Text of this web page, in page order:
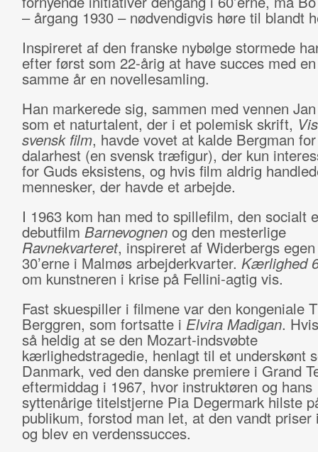
– årgang 1930 – nødvendigvis høre til blandt
Inspireret af den franske nybølge stormede
efter først som 22-årig at have succes med
samme år en novellesamling.
Han markerede sig, sammen med vennen
som et naturtalent, der i et polemisk skrift,
svensk film, havde vovet at kalde Bergman
dalarhest (en svensk træfigur), der kun
for Guds eksistens, og hvis film aldrig
mennesker, der havde et arbejde.
I 1963 kom han med to spillefilm, den socialt
debutfilm Barnevognenog den mesterlige
Ravnekvarteret, inspireret af Widerbergs
30’erne i Malmøs arbejderkvarter. Kærlighed
om kunstneren i krise på Fellini-agtig vis.
Fast skuespiller i filmene var den kongeniale
Berggren, som fortsatte i Elvira Madigan.
så heldig at se den Mozart-indsvøbte
kærlighedstragedie, henlagt til et underskønt
Danmark, ved den danske premiere i Grand
eftermiddag i 1967, hvor instruktøren og hans
syttenårige titelstjerne Pia Degermark hilste
publikum, forstod man let, at den vandt priser
og blev en verdenssucces.